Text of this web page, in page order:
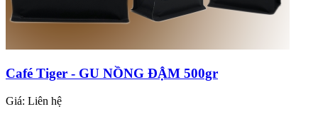
Café Tiger - GU NỒNG ĐẬM 500gr
Giá: Liên hệ